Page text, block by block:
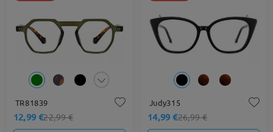
TR81839
12,99 €22,99 €
Judy315
14,99 €26,99 €